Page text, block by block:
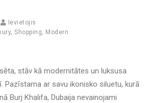
Ievietojis
, Shopping, Modern
stāv kā modernitātes un luksusa
Pazīstama ar savu ikonisko siluetu, kurā
Burj Khalifa, Dubaija nevainojami